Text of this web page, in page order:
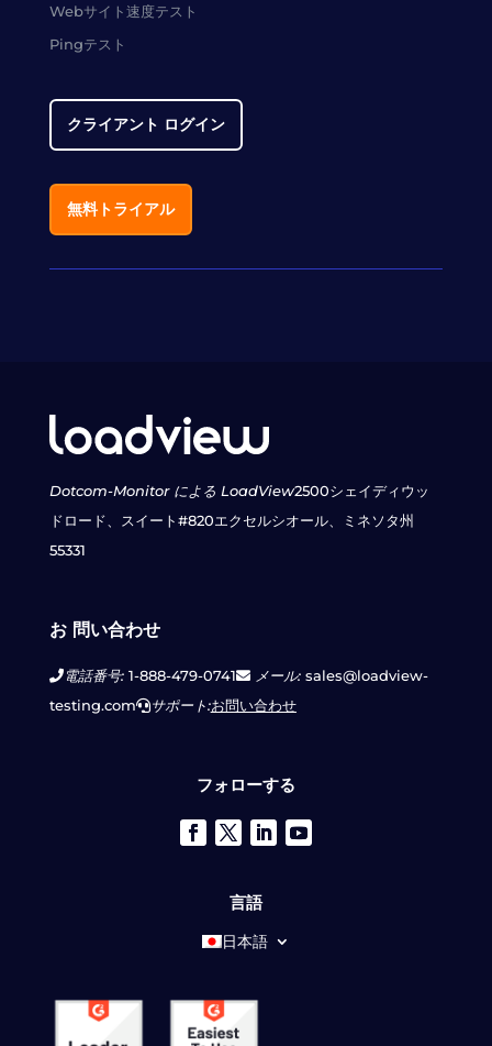
Webサイト速度テスト
Pingテスト
クライアント ログイン
無料トライアル
Dotcom-Monitor による LoadView2500シェイディウッ
ドロード、スイート#820エクセルシオール、ミネソタ州
55331
お 問い合わせ
電話番号:1-888-479-0741 メール:sales@loadview-
testing.com
サポート:お問い合わせ
フォローする
言語
日本語